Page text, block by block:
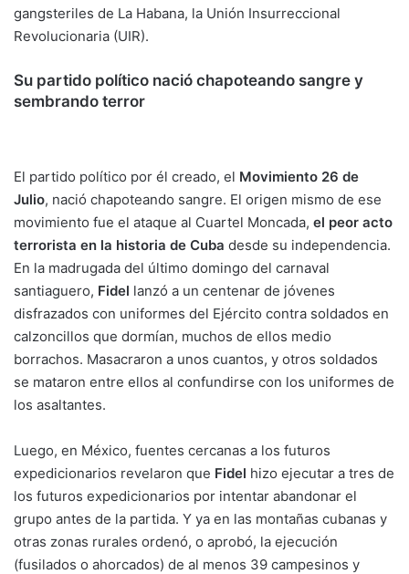
gangsteriles de La Habana, la Unión Insurreccional
Revolucionaria (UIR).
Su partido político nació chapoteando sangre y
sembrando terror
El partido político por él creado, el Movimiento 26 de
Julio, nació chapoteando sangre. El origen mismo de ese
movimiento fue el ataque al Cuartel Moncada, el peor acto
terrorista en la historia de Cuba desde su independencia.
En la madrugada del último domingo del carnaval
santiaguero, Fidel lanzó a un centenar de jóvenes
disfrazados con uniformes del Ejército contra soldados en
calzoncillos que dormían, muchos de ellos medio
borrachos. Masacraron a unos cuantos, y otros soldados
se mataron entre ellos al confundirse con los uniformes de
los asaltantes.
Luego, en México, fuentes cercanas a los futuros
expedicionarios revelaron que Fidel hizo ejecutar a tres de
los futuros expedicionarios por intentar abandonar el
grupo antes de la partida. Y ya en las montañas cubanas y
otras zonas rurales ordenó, o aprobó, la ejecución
(fusilados o ahorcados) de al menos 39 campesinos y